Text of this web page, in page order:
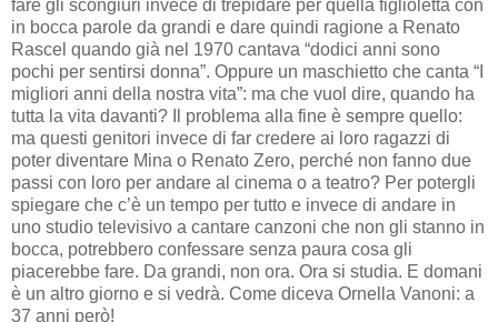
fare gli scongiuri invece di trepidare per quella figlioletta con
in bocca parole da grandi e dare quindi ragione a Renato
Rascel quando già nel 1970 cantava “dodici anni sono
pochi per sentirsi donna”. Oppure un maschietto che canta “I
migliori anni della nostra vita”: ma che vuol dire, quando ha
tutta la vita davanti? Il problema alla fine è sempre quello:
ma questi genitori invece di far credere ai loro ragazzi di
poter diventare Mina o Renato Zero, perché non fanno due
passi con loro per andare al cinema o a teatro? Per potergli
spiegare che c’è un tempo per tutto e invece di andare in
uno studio televisivo a cantare canzoni che non gli stanno in
bocca, potrebbero confessare senza paura cosa gli
piacerebbe fare. Da grandi, non ora. Ora si studia. E domani
è un altro giorno e si vedrà. Come diceva Ornella Vanoni: a
37 anni però!